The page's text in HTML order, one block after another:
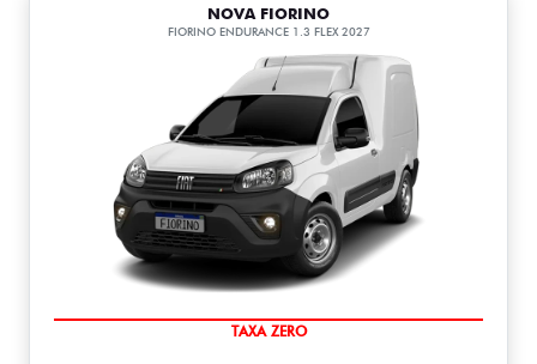
NOVA FIORINO
FIORINO ENDURANCE 1.3 FLEX 2027
TAXA ZERO